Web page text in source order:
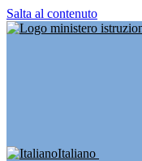
Salta al contenuto
Italiano